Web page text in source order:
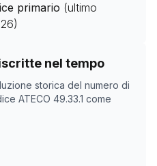
primario (ultimo
)
nel tempo
storica del numero di
ATECO 49.33.1 come
con codice ATECO
0